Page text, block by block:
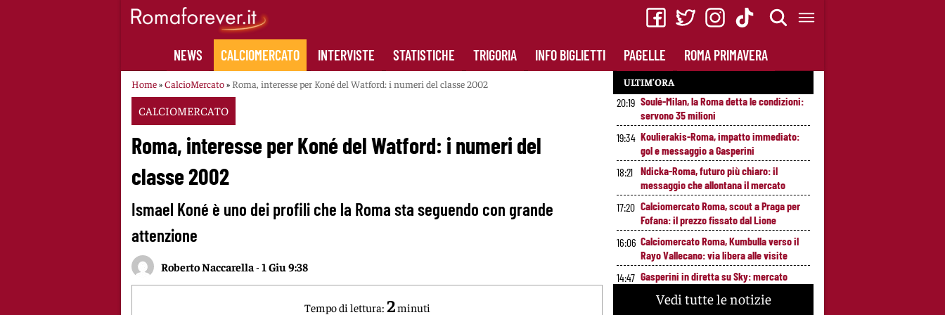
NEWS CALCIOMERCATO INTERVISTE STATISTICHE TRIGORIA INFO BIGLIETTI PAGELLE ROMA PRIMAVERA
Home»CalcioMercato» Roma, interesse per Koné del Watford: i numeri del classe 2002
CALCIOMERCATO
Roma, interesse per Koné del Watford: i numeri del
classe 2002
Ismael Koné è uno dei profili che la Roma sta seguendo con grande
attenzione
Roberto Naccarella -1 Giu 9:38
Tempo di lettura: 2minuti
ULTIM’ORA
20:19 Soulé-Milan, la Roma detta le condizioni:
servono 35 milioni
19:34 Koulierakis-Roma, impatto immediato:
gol e messaggio a Gasperini
18:21 Ndicka-Roma, futuro più chiaro: il
messaggio che allontana il mercato
17:20 Calciomercato Roma, scout a Praga per
Fofana: il prezzo fissato dal Lione
16:06 Calciomercato Roma, Kumbulla verso il
Rayo Vallecano: via libera alle visite
14:47 Gasperini in diretta su Sky: mercato
Vedi tutte le notizie